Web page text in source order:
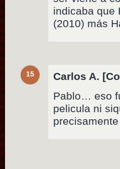
indicaba que
(2010) más
15 Carlos A.
Pablo… eso
pelicula ni